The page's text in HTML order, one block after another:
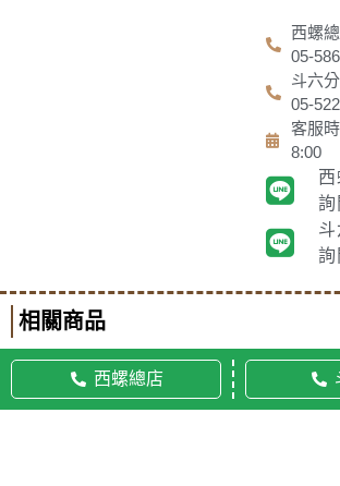
西螺
05-
斗六
05-
客服
8:00
詢
詢
相關商品
西螺總店